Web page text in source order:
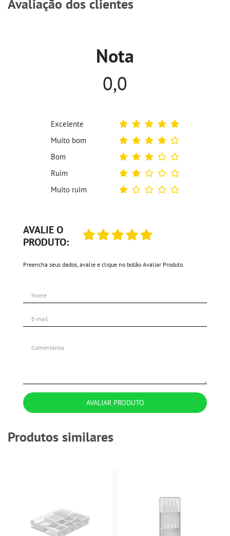
Avaliação dos clientes
AVALIE O
PRODUTO:
Preencha seus dados, avalie e clique no botão Avaliar Produto.
AVALIAR PRODUTO
Nota
0,0
Excelente
Muito bom
Bom
Ruim
Muito ruim
Produtos similares